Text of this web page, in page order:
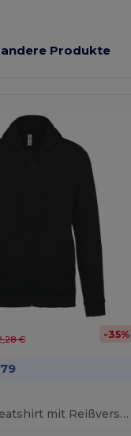
Produkte
€ -35%
Kapuzensweatshirt mit Reißverschluss